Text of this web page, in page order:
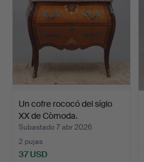
Un cofre rococó del siglo
XX de Còmoda.
Subastado 7 abr 2026
2 pujas
37 USD